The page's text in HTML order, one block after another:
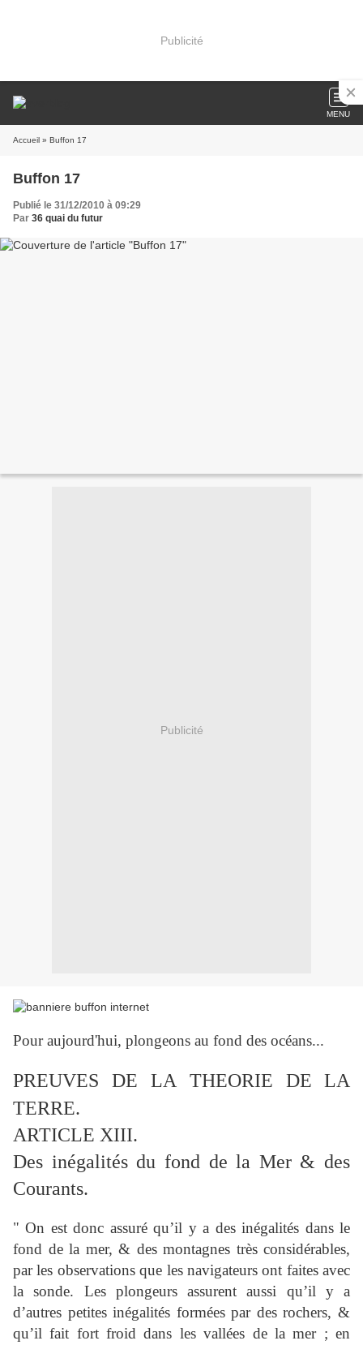
Publicité
MENU
Accueil » Buffon 17
Buffon 17
Publié le 31/12/2010 à 09:29
Par 36 quai du futur
Publicité
Pour aujourd'hui, plongeons au fond des océans...
PREUVES DE LA
THEORIE DE LA
TERRE.
ARTICLE XIII.
Des inégalités du fond de la Mer & des
Courants.
" On est donc assuré qu’il y a des inégalités dans le
fond de la mer, & des montagnes très considérables,
par les observations que les navigateurs ont faites avec
la sonde. Les plongeurs assurent aussi qu’il y a
d’autres petites inégalités formées par des rochers, &
qu’il fait fort froid dans les vallées de la mer ; en